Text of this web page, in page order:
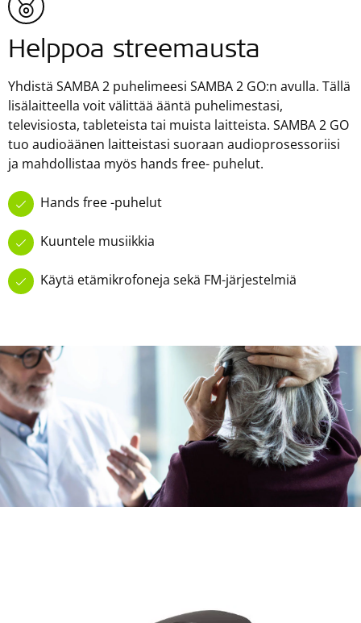
Helppoa streemausta
Yhdistä SAMBA 2 puhelimeesi SAMBA 2 GO:n avulla. Tällä
lisälaitteella voit välittää ääntä puhelimestasi,
televisiosta, tableteista tai muista laitteista. SAMBA 2 GO
tuo audioäänen laitteistasi suoraan audioprosessoriisi
ja mahdollistaa myös hands free- puhelut.
Hands free -puhelut
Kuuntele musiikkia
Käytä etämikrofoneja sekä FM-järjestelmiä